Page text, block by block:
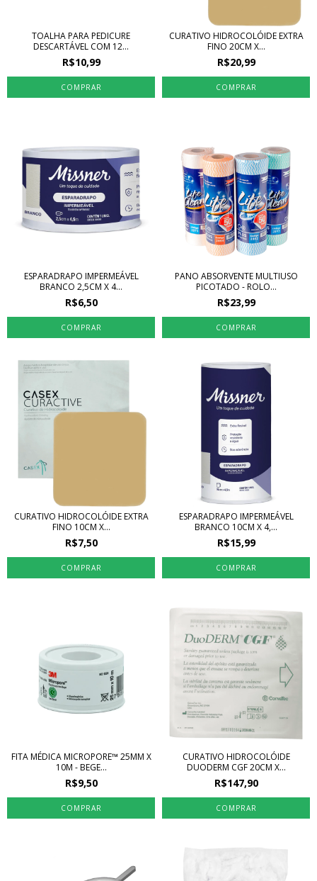
TOALHA PARA PEDICURE
DESCARTÁVEL COM 12...
R$10,99
CURATIVO HIDROCOLÓIDE EXTRA
FINO 20CM X...
R$20,99
ESPARADRAPO IMPERMEÁVEL
BRANCO 2,5CM X 4...
R$6,50
PANO ABSORVENTE MULTIUSO
PICOTADO - ROLO...
R$23,99
CURATIVO HIDROCOLÓIDE EXTRA
FINO 10CM X...
R$7,50
ESPARADRAPO IMPERMEÁVEL
BRANCO 10CM X 4,...
R$15,99
FITA MÉDICA MICROPORE™ 25MM X
10M - BEGE...
R$9,50
CURATIVO HIDROCOLÓIDE
DUODERM CGF 20CM X...
R$147,90